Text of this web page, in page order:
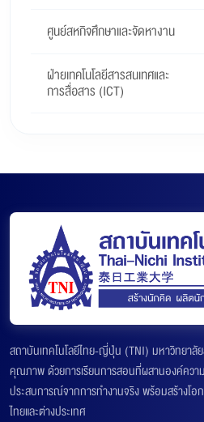
ศูนย์สหกิจศึกษาและจัดหางาน
ฝ่ายเทคโนโลยีสารสนเทศและ
การสื่อสาร (ICT)
สถาบันเทคโนโลยีไทย-ญี่ปุ่น (TNI) มหาวิทยา
คุณภาพ ด้วยการเรียนการสอนที่ผสานองค์ควา
ประสบการณ์จากการทำงานจริง พร้อมสร้างโอ
ไทยและต่างประเทศ